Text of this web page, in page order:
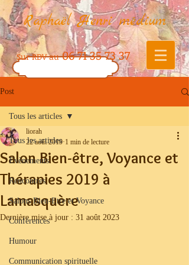
Raphaël Henri médium
Sur RDV au 06 71 35 73 37
Post
Tous les articles
Evènements
Rencontres
Salons Bien-Etre et Voyance
Conférences
Humour
Communication spirituelle
Tous les articles
Salon Bien-être, Voyance et
Thérapies 2019 à
Lamasquère
liorah
22 août 2019 1 min de lecture
Dernière mise à jour : 31 août 2023